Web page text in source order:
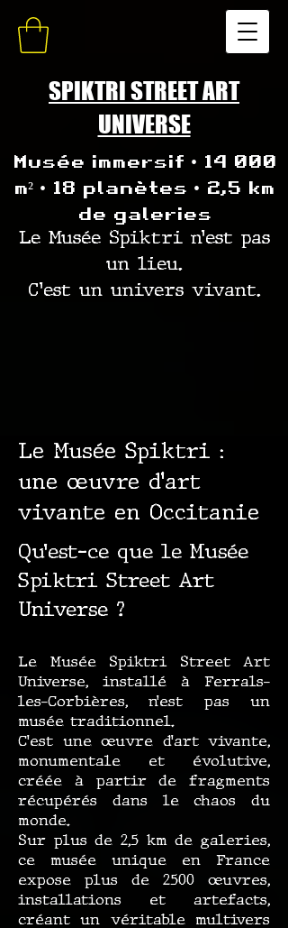
SPIKTRI STREET ART
UNIVERSE
Musée immersif • 14 000
m² • 18 planètes • 2,5 km
de galeries
Le Musée Spiktri n’est pas
un lieu.
C’est un univers vivant.
Le Musée Spiktri :
une œuvre d’art
vivante en Occitanie
Qu’est-ce que le Musée
Spiktri Street Art
Universe ?
Le Musée Spiktri Street Art
Universe, installé à Ferrals-
les-Corbières, n’est pas un
musée traditionnel.
C’est une œuvre d’art vivante,
monumentale et évolutive,
créée à partir de fragments
récupérés dans le chaos du
monde.
Sur plus de 2,5 km de galeries,
ce musée unique en France
expose plus de 2500 œuvres,
installations et artefacts,
créant un véritable multivers